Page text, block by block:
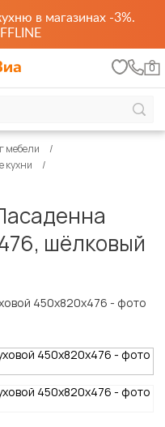
в магазинах -3%.
0
мебели
кухни
шёлковый